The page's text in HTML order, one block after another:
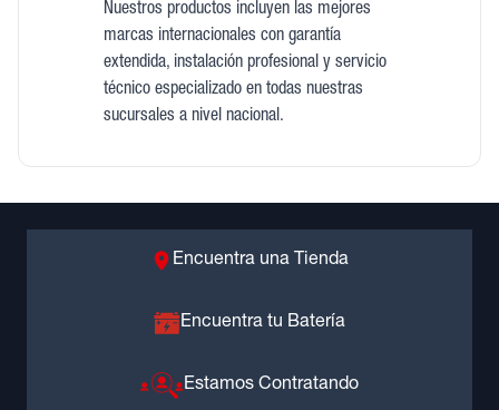
Nuestros productos incluyen las mejores
marcas internacionales con garantía
extendida, instalación profesional y servicio
técnico especializado en todas nuestras
sucursales a nivel nacional.
Encuentra una Tienda
Encuentra tu Batería
Estamos Contratando